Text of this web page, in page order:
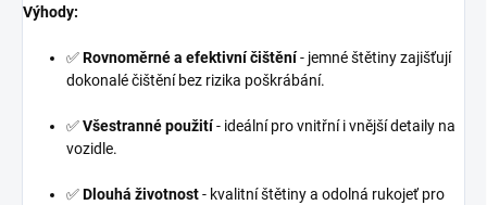
Výhody:
✅Rovnoměrné a efektivní čištění- jemné štětiny zajišťují
dokonalé čištění bez rizika poškrábání.
✅Všestranné použití- ideální pro vnitřní i vnější detaily na
vozidle.
✅Dlouhá životnost- kvalitní štětiny a odolná rukojeť pro